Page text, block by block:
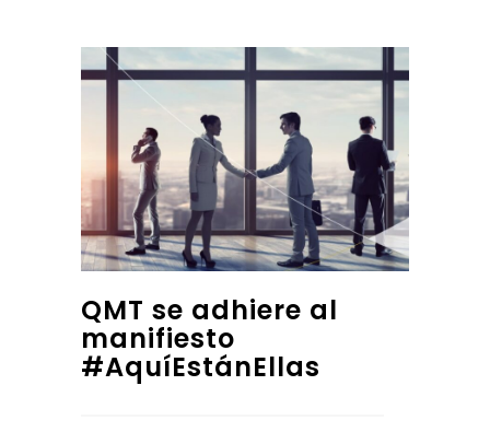
QMT se adhiere al
manifiesto
#AquíEstánEllas